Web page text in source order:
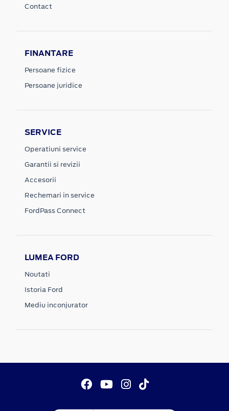
Contact
FINANTARE
Persoane fizice
Persoane juridice
SERVICE
Operatiuni service
Garantii si revizii
Accesorii
Rechemari in service
FordPass Connect
LUMEA FORD
Noutati
Istoria Ford
Mediu inconjurator